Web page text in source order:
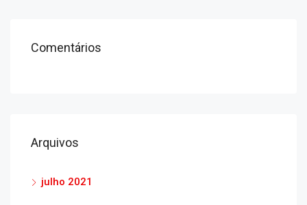
Comentários
Arquivos
julho 2021